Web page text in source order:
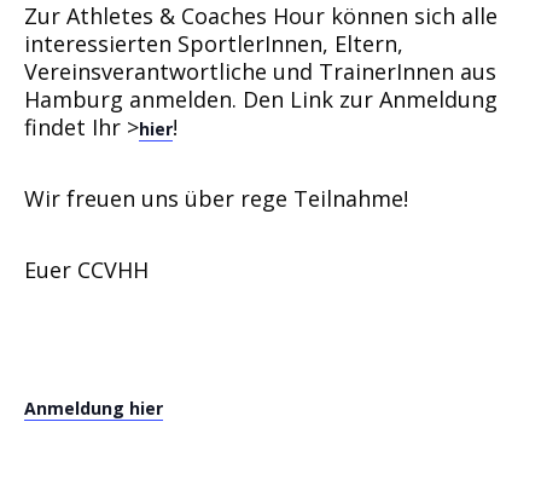
Zur Athletes & Coaches Hour können sich alle
interessierten SportlerInnen, Eltern,
Vereinsverantwortliche und TrainerInnen aus
Hamburg anmelden. Den Link zur Anmeldung
findet Ihr >hier!
Wir freuen uns über rege Teilnahme!
Euer CCVHH
Anmeldung hier